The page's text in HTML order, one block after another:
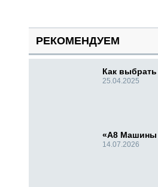
РЕКОМЕНДУЕМ
Как выбрать
25.04.2025
«А8 Машины
14.07.2026